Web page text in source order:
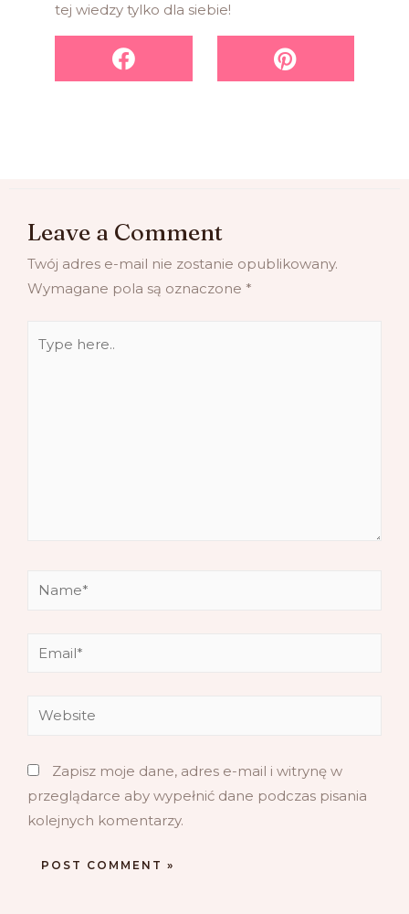
tej wiedzy tylko dla siebie!
Leave a Comment
Twój adres e-mail nie zostanie opublikowany.
Wymagane pola są oznaczone *
Zapisz moje dane, adres e-mail i witrynę w
przeglądarce aby wypełnić dane podczas pisania
kolejnych komentarzy.